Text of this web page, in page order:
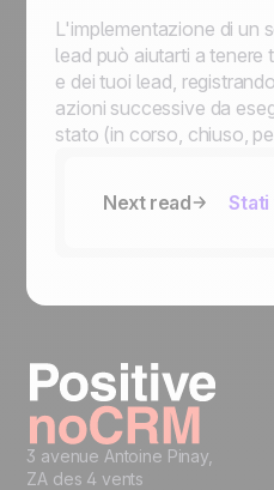
L'implementazione di un
lead può aiutarti a
e dei tuoi lead,
azioni successive da
stato (in corso, chiuso,
Next read Stati
3 avenue Antoine Pinay,
ZA des 4 vents